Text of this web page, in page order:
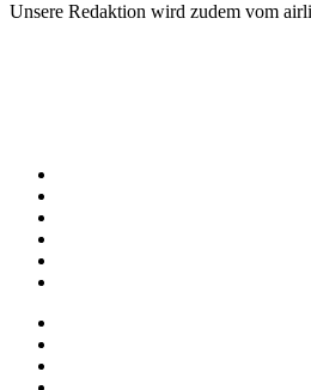
Unsere Redaktion wird zudem vom